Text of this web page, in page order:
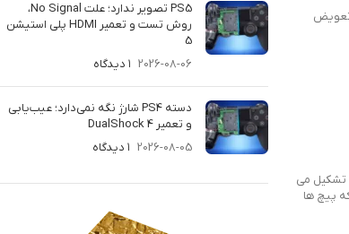
تعویض
تشکیل می
پیچ ها
PS5 تصویر ندارد؛ علت No Signal،
روش تست و تعمیر HDMI پلی استیشن
5
2026-08-06 ۱ دیدگاه
دسته PS4 شارژ نگه نمی‌دارد؛ عیب‌یابی
و تعمیر DualShock 4
2026-08-05 ۱ دیدگاه